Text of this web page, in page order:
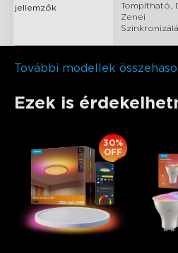
jellemzők
Tompítható,
Zenei
További modellek
Ezek is
30%
OFF